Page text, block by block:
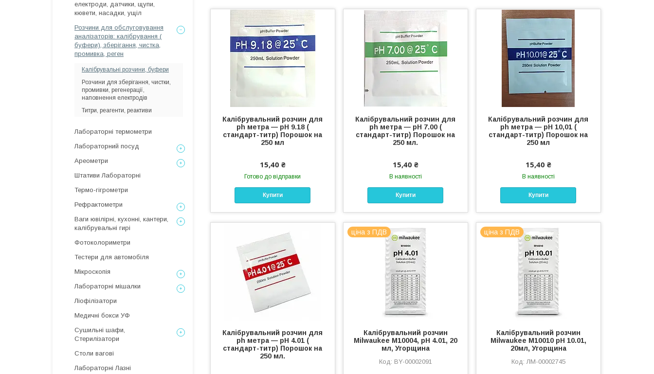
Калібрувальний розчин для
ph метра — pH 9.18 (
стандарт-титр) Порошок на
250 мл
15,40 ₴
Готово до відправки
Купити
Калібрувальний розчин для
ph метра — pH 7.00 (
стандарт-титр) Порошок на
250 мл.
15,40 ₴
В наявності
Купити
Калібрувальний розчин для
ph метра — pH 10,01 (
стандарт-титр) Порошок на
250 мл
15,40 ₴
В наявності
Купити
Калібрувальний розчин для
ph метра — pH 4.01 (
стандарт-титр) Порошок на
250 мл.
ціна з ПДВ
Калібрувальний розчин
Milwaukee M10004, рН 4.01, 20
мл, Угорщина
BY-00002091
ціна з ПДВ
Калібрувальний розчин
Milwaukee M10010 pH 10.01,
20мл, Угорщина
ЛМ-00002745
електроди, датчики, щупи,
кювети, насадки, ущіл
Розчини для обслуговування
аналізаторів: калібрування (
буфери), зберігання, чистка,
промивка, реген
Калібрувальні розчини, буфери
Розчини для зберігання, чистки,
промивки, регенерації,
наповнення електродів
Титри, реагенти, реактиви
Лабораторні термометри
Лабораторний посуд
Ареометри
Штативи Лабораторні
Термо-гігрометри
Рефрактометри
Ваги ювілірні, кухонні, кантери,
калібрувальні гирі
Фотоколориметри
Тестери для автомобіля
Мікроскопія
Лабораторні мішалки
Ліофілізатори
Медичні бокси УФ
Сушильні шафи,
Стерилізатори
Столи вагові
Лабораторні Лазні